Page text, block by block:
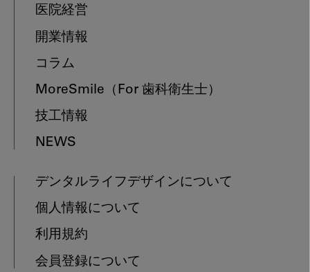
医院経営
開業情報
コラム
MoreSmile （For 歯科衛生士）
技工情報
NEWS
デンタルライフデザインについて
個人情報について
利用規約
会員登録について